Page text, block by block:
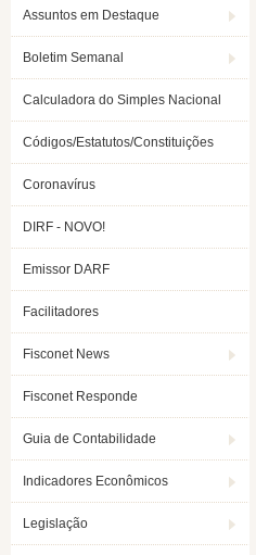
Assuntos em Destaque
Boletim Semanal
Calculadora do Simples Nacional
Códigos/Estatutos/Constituições
Coronavírus
DIRF - NOVO!
Emissor DARF
Facilitadores
Fisconet News
Fisconet Responde
Guia de Contabilidade
Indicadores Econômicos
Legislação